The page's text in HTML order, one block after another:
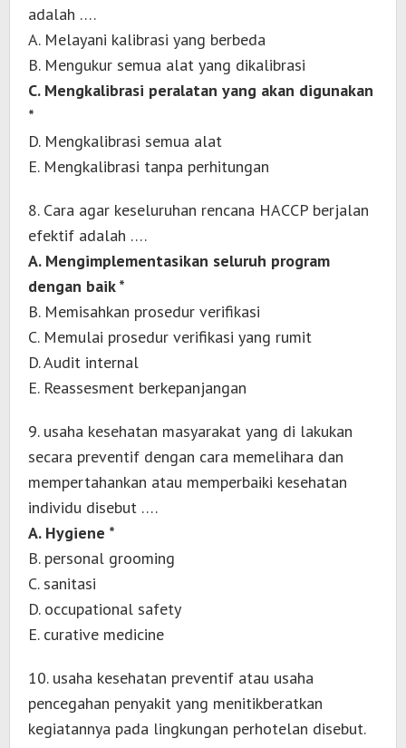
adalah ….
A. Melayani kalibrasi yang berbeda
B. Mengukur semua alat yang dikalibrasi
C. Mengkalibrasi peralatan yang akan digunakan
*
D. Mengkalibrasi semua alat
E. Mengkalibrasi tanpa perhitungan
8. Cara agar keseluruhan rencana HACCP berjalan
efektif adalah ….
A. Mengimplementasikan seluruh program
dengan baik *
B. Memisahkan prosedur verifikasi
C. Memulai prosedur verifikasi yang rumit
D. Audit internal
E. Reassesment berkepanjangan
9. usaha kesehatan masyarakat yang di lakukan
secara preventif dengan cara memelihara dan
mempertahankan atau memperbaiki kesehatan
individu disebut ….
A. Hygiene *
B. personal grooming
C. sanitasi
D. occupational safety
E. curative medicine
10. usaha kesehatan preventif atau usaha
pencegahan penyakit yang menitikberatkan
kegiatannya pada lingkungan perhotelan disebut.